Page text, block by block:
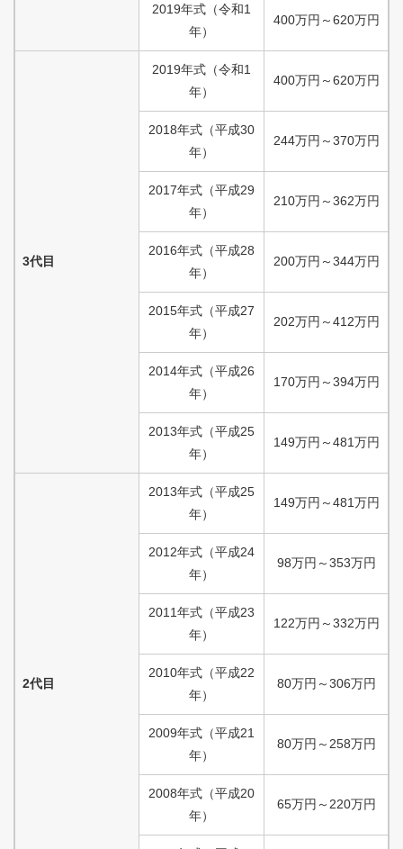
2019年式 （令和1
年）
400万円 ～620万円
3代目
2019年式 （令和1
年）
400万円 ～620万円
2018年式 （平成30
年）
244万円 ～370万円
2017年式 （平成29
年）
210万円 ～362万円
2016年式 （平成28
年）
200万円 ～344万円
2015年式 （平成27
年）
202万円 ～412万円
2014年式 （平成26
年）
170万円 ～394万円
2013年式 （平成25
年）
149万円 ～481万円
2代目
2013年式 （平成25
年）
149万円 ～481万円
2012年式 （平成24
年）
98万円 ～353万円
2011年式 （平成23
年）
122万円 ～332万円
2010年式 （平成22
年）
80万円 ～306万円
2009年式 （平成21
年）
80万円 ～ 258万円
2008年式 （平成20
年）
65万円 ～ 220万円